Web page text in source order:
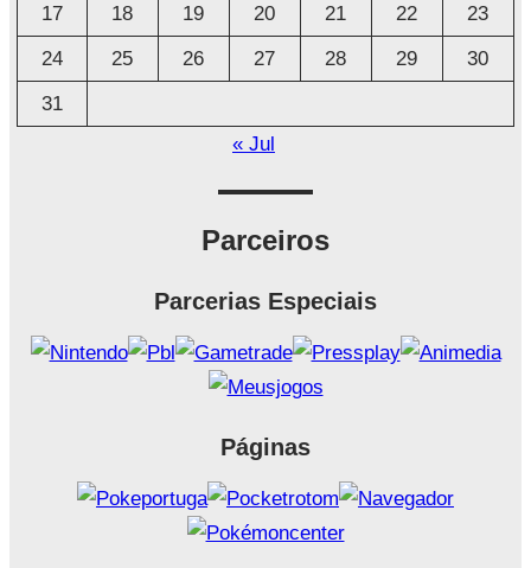
17
18 19 20 21 22
23
24
25 26 27 28 29
30
31
« Jul
Parceiros
Parcerias Especiais
Páginas